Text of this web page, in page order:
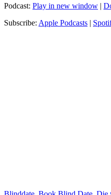
Podcast: Play in new window |
Subscribe: Apple Podcasts |